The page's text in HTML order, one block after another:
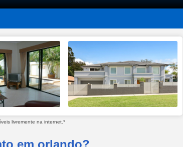
livremente na internet.*
em orlando?